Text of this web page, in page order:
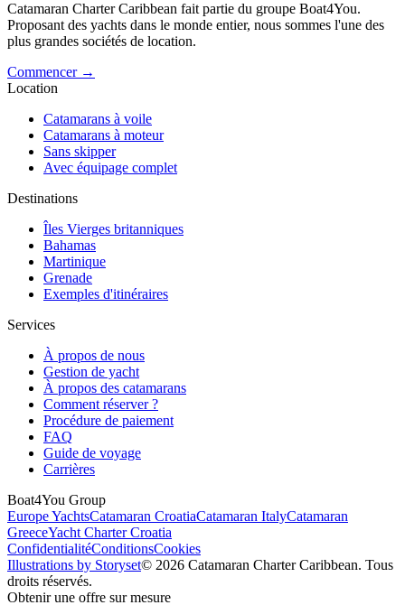
Catamaran Charter Caribbean fait partie du groupe Boat4You.
Proposant des yachts dans le monde entier, nous sommes l'une des
plus grandes sociétés de location.
Commencer →
Location
Catamarans à voile
Catamarans à moteur
Sans skipper
Avec équipage complet
Destinations
Îles Vierges britanniques
Bahamas
Martinique
Grenade
Exemples d'itinéraires
Services
À propos de nous
Gestion de yacht
À propos des catamarans
Comment réserver ?
Procédure de paiement
FAQ
Guide de voyage
Carrières
Boat4You Group
Europe YachtsCatamaran CroatiaCatamaran ItalyCatamaran
GreeceYacht Charter Croatia
ConfidentialitéConditionsCookies
Illustrations by Storyset© 2026 Catamaran Charter Caribbean. Tous
droits réservés.
Obtenir une offre sur mesure